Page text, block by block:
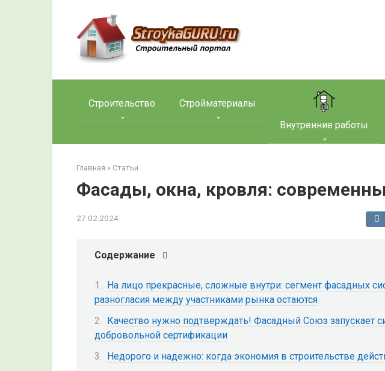
Строительство
Стройматериалы
Внутренние работы
Главная » Статьи
Фасады, окна, кровля:
27.02.2024
Содержание
На лицо прекрасные, сложные внутри: сегмент фасадных
разногласия между участниками рынка остаются
Качество нужно подтверждать! Фасадный Союз запускает
добровольной сертификации
Недорого и надежно: когда экономия в строительстве